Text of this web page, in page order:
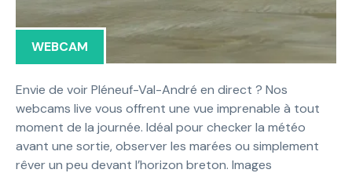
WEBCAM
Envie de voir Pléneuf-Val-André en direct ? Nos
webcams live vous offrent une vue imprenable à tout
moment de la journée. Idéal pour checker la météo
avant une sortie, observer les marées ou simplement
rêver un peu devant l’horizon breton. Images